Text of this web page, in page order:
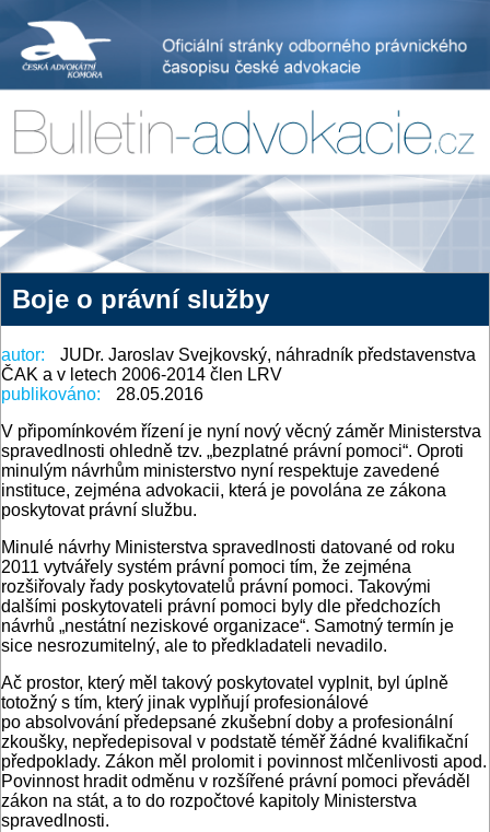
Boje o právní služby
autor:
JUDr. Jaroslav Svejkovský, náhradník představenstva
ČAK a v letech 2006-2014 člen LRV
publikováno:
28.05.2016
V připomínkovém řízení je nyní nový věcný záměr Ministerstva
spravedlnosti ohledně tzv. „bezplatné právní pomoci“. Oproti
minulým návrhům ministerstvo nyní respektuje zavedené
instituce, zejména advokacii, která je povolána ze zákona
poskytovat právní službu.
Minulé návrhy Ministerstva spravedlnosti datované od roku
2011 vytvářely systém právní pomoci tím, že zejména
rozšiřovaly řady poskytovatelů právní pomoci. Takovými
dalšími poskytovateli právní pomoci byly dle předchozích
návrhů „nestátní neziskové organizace“. Samotný termín je
sice nesrozumitelný, ale to předkladateli nevadilo.
Ač prostor, který měl takový poskytovatel vyplnit, byl úplně
totožný s tím, který jinak vyplňují profesionálové
po absolvování předepsané zkušební doby a profesionální
zkoušky, nepředepisoval v podstatě téměř žádné kvalifikační
předpoklady. Zákon měl prolomit i povinnost mlčenlivosti apod.
Povinnost hradit odměnu v rozšířené právní pomoci převáděl
zákon na stát, a to do rozpočtové kapitoly Ministerstva
spravedlnosti.